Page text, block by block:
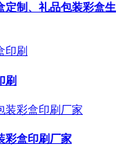
定制、礼品包装彩盒生
刷
彩盒印刷厂家